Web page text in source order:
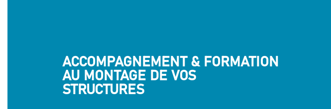
ACCOMPAGNEMENT & FORMATION
AU MONTAGE DE VOS
STRUCTURES